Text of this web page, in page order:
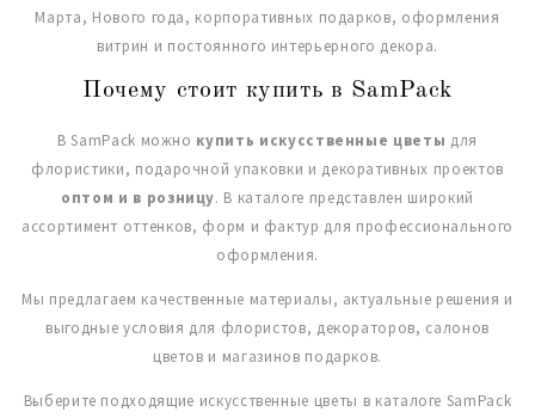
Марта, Нового года, корпоративных подарков, оформления
витрин и постоянного интерьерного декора.
Почему стоит купить в SamPack
В SamPack можно купить искусственные цветы для
флористики, подарочной упаковки и декоративных проектов
оптом и в розницу. В каталоге представлен широкий
ассортимент оттенков, форм и фактур для профессионального
оформления.
Мы предлагаем качественные материалы, актуальные решения и
выгодные условия для флористов, декораторов, салонов
цветов и магазинов подарков.
Выберите подходящие искусственные цветы в каталоге SamPack